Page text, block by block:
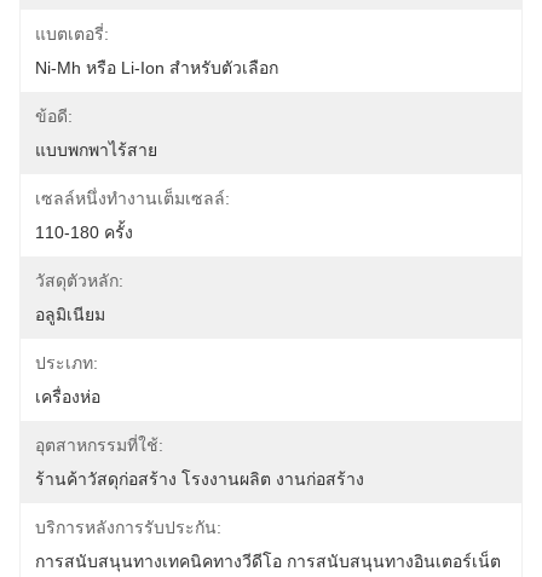
แบตเตอรี่:
Ni-Mh หรือ Li-Ion สำหรับตัวเลือก
ข้อดี:
แบบพกพาไร้สาย
เซลล์หนึ่งทำงานเต็มเซลล์:
110-180 ครั้ง
วัสดุตัวหลัก:
อลูมิเนียม
ประเภท:
เครื่องห่อ
อุตสาหกรรมที่ใช้:
ร้านค้าวัสดุก่อสร้าง โรงงานผลิต งานก่อสร้าง
บริการหลังการรับประกัน:
การสนับสนุนทางเทคนิคทางวีดีโอ การสนับสนุนทางอินเตอร์เน็ต